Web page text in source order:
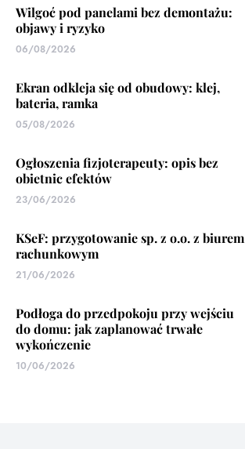
Wilgoć pod panelami bez demontażu:
objawy i ryzyko
06/08/2026
Ekran odkleja się od obudowy: klej,
bateria, ramka
05/08/2026
Ogłoszenia fizjoterapeuty: opis bez
obietnic efektów
23/06/2026
KSeF: przygotowanie sp. z o.o. z biurem
rachunkowym
21/06/2026
Podłoga do przedpokoju przy wejściu
do domu: jak zaplanować trwałe
wykończenie
10/06/2026